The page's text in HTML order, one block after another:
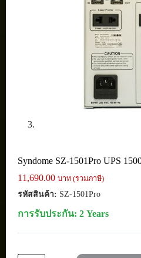
Syndome SZ-1501Pro UPS
11,690.00 บาท (รวมภาษี)
รหัสสินค้า: SZ-1501Pro
การรับประกัน: 2 Years